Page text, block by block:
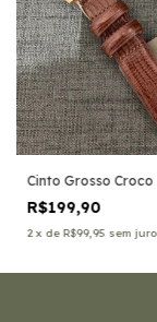
Cinto Grosso Croco
R$199,90
2 x de R$99,95 sem